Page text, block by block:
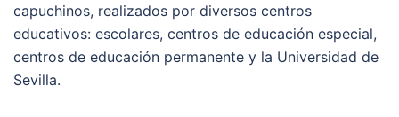
capuchinos, realizados por diversos centros
educativos: escolares, centros de educación especial,
centros de educación permanente y la Universidad de
Sevilla.